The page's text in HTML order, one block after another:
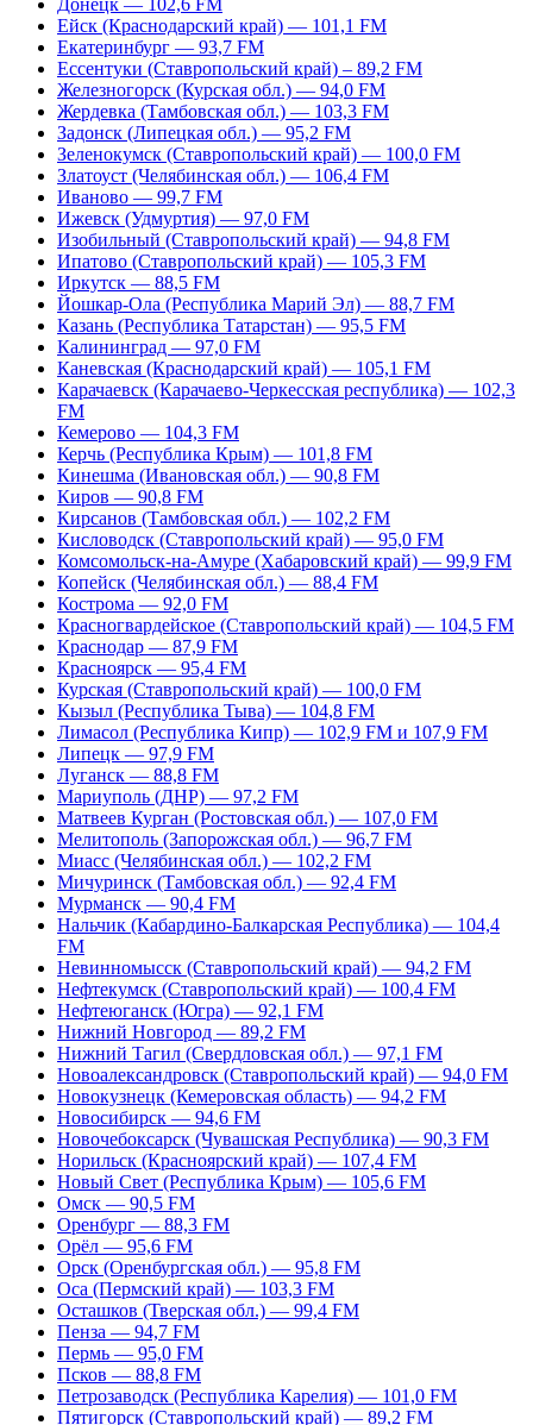
Донецк — 102,6 FM
Ейск (Краснодарский край) — 101,1 FM
Екатеринбург — 93,7 FM
Ессентуки (Ставропольский край) – 89,2 FM
Железногорск (Курская обл.) — 94,0 FM
Жердевка (Тамбовская обл.) — 103,3 FM
Задонск (Липецкая обл.) — 95,2 FM
Зеленокумск (Ставропольский край) — 100,0 FM
Златоуст (Челябинская обл.) — 106,4 FM
Иваново — 99,7 FM
Ижевск (Удмуртия) — 97,0 FM
Изобильный (Ставропольский край) — 94,8 FM
Ипатово (Ставропольский край) — 105,3 FM
Иркутск — 88,5 FM
Йошкар-Ола (Республика Марий Эл) — 88,7 FM
Казань (Республика Татарстан) — 95,5 FM
Калининград — 97,0 FM
Каневская (Краснодарский край) — 105,1 FM
Карачаевск (Карачаево-Черкесская республика) — 102,3
FM
Кемерово — 104,3 FM
Керчь (Республика Крым) — 101,8 FM
Кинешма (Ивановская обл.) — 90,8 FM
Киров — 90,8 FM
Кирсанов (Тамбовская обл.) — 102,2 FM
Кисловодск (Ставропольский край) — 95,0 FM
Комсомольск-на-Амуре (Хабаровский край) — 99,9 FM
Копейск (Челябинская обл.) — 88,4 FM
Кострома — 92,0 FM
Красногвардейское (Ставропольский край) — 104,5 FM
Краснодар — 87,9 FM
Красноярск — 95,4 FM
Курская (Ставропольский край) — 100,0 FM
Кызыл (Республика Тыва) — 104,8 FM
Лимасол (Республика Кипр) — 102,9 FM и 107,9 FM
Липецк — 97,9 FM
Луганск — 88,8 FM
Мариуполь (ДНР) — 97,2 FM
Матвеев Курган (Ростовская обл.) — 107,0 FM
Мелитополь (Запорожская обл.) — 96,7 FM
Миасс (Челябинская обл.) — 102,2 FM
Мичуринск (Тамбовская обл.) — 92,4 FM
Мурманск — 90,4 FM
Нальчик (Кабардино-Балкарская Республика) — 104,4
FM
Невинномысск (Ставропольский край) — 94,2 FM
Нефтекумск (Ставропольский край) — 100,4 FM
Нефтеюганск (Югра) — 92,1 FM
Нижний Новгород — 89,2 FM
Нижний Тагил (Свердловская обл.) — 97,1 FM
Новоалександровск (Ставропольский край) — 94,0 FM
Новокузнецк (Кемеровская область) — 94,2 FM
Новосибирск — 94,6 FM
Новочебоксарск (Чувашская Республика) — 90,3 FM
Норильск (Красноярский край) — 107,4 FM
Новый Свет (Республика Крым) — 105,6 FM
Омск — 90,5 FM
Оренбург — 88,3 FM
Орёл — 95,6 FM
Орск (Оренбургская обл.) — 95,8 FM
Оса (Пермский край) — 103,3 FM
Осташков (Тверская обл.) — 99,4 FM
Пенза — 94,7 FM
Пермь — 95,0 FM
Псков — 88,8 FM
Петрозаводск (Республика Карелия) — 101,0 FM
Пятигорск (Ставропольский край) — 89,2 FM